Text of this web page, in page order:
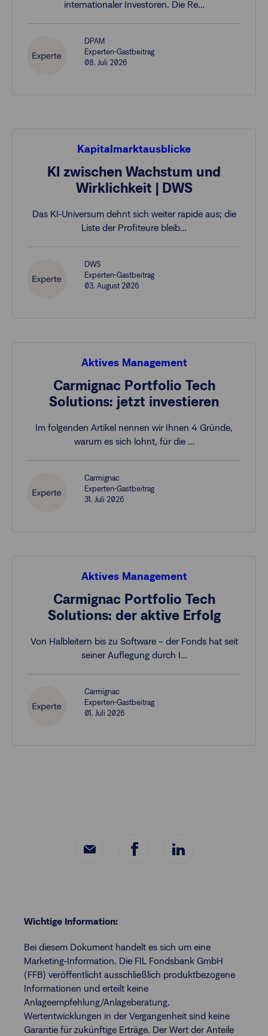
internationaler Investoren. Die Re…
DPAM
Experten-Gastbeitrag
08. Juli 2026
Kapitalmarktausblicke
KI zwischen Wachstum und
Wirklichkeit | DWS
Das KI-Universum dehnt sich weiter rapide aus; die
Liste der Profiteure bleib…
DWS
Experten-Gastbeitrag
03. August 2026
Aktives Management
Carmignac Portfolio Tech
Solutions: jetzt investieren
Im folgenden Artikel nennen wir Ihnen 4 Gründe,
warum es sich lohnt, für die …
Carmignac
Experten-Gastbeitrag
31. Juli 2026
Aktives Management
Carmignac Portfolio Tech
Solutions: der aktive Erfolg
Von Halbleitern bis zu Software – der Fonds hat seit
seiner Auflegung durch I…
Carmignac
Experten-Gastbeitrag
01. Juli 2026
Wichtige Information:
Bei diesem Dokument handelt es sich um eine
Marketing-Information. Die FIL Fondsbank GmbH
(FFB) veröffentlicht ausschließlich produktbezogene
Informationen und erteilt keine
Anlageempfehlung/Anlageberatung.
Wertentwicklungen in der Vergangenheit sind keine
Garantie für zukünftige Erträge. Der Wert der Anteile